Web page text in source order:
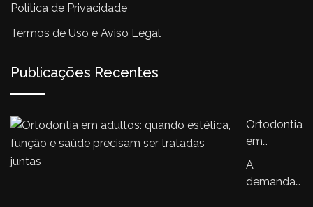
Política de Privacidade
Termos de Uso e Aviso Legal
Publicações Recentes
Ortodontia
em
adultos:
quando
A
demanda